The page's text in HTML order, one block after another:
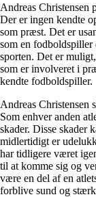
Andreas Christensen
Der er ingen kendte
som præst. Det er
som en
sporten. Det er
som er involveret i
kendte fodboldspiller.
Andreas Christensen
Som enhver anden
skader. Disse skader
midlertidigt er
har tidligere været
til at komme sig og
være en del af en
forblive sund og